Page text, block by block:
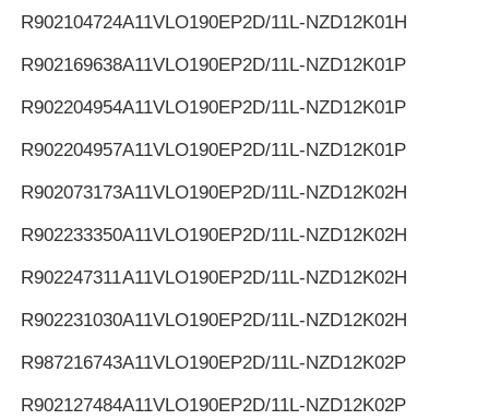
R902104724A11VLO190EP2D/11L-NZD12K01H
R902169638A11VLO190EP2D/11L-NZD12K01P
R902204954A11VLO190EP2D/11L-NZD12K01P
R902204957A11VLO190EP2D/11L-NZD12K01P
R902073173A11VLO190EP2D/11L-NZD12K02H
R902233350A11VLO190EP2D/11L-NZD12K02H
R902247311A11VLO190EP2D/11L-NZD12K02H
R902231030A11VLO190EP2D/11L-NZD12K02H
R987216743A11VLO190EP2D/11L-NZD12K02P
R902127484A11VLO190EP2D/11L-NZD12K02P